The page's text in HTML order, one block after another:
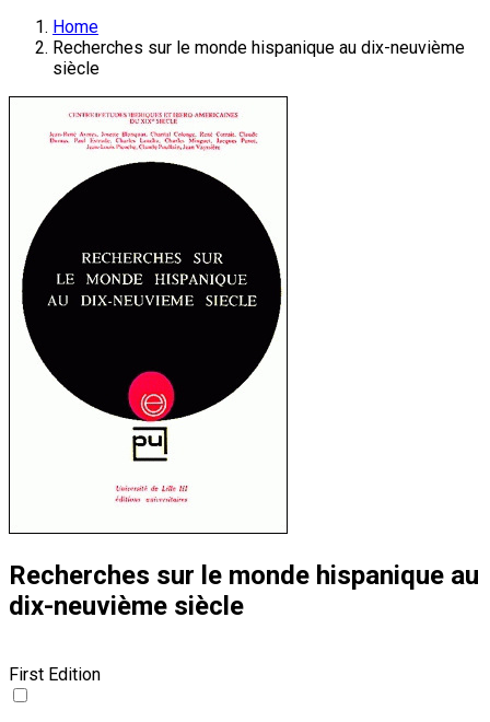
Home
Recherches sur le monde hispanique au dix-neuvième
siècle
Recherches sur le monde hispanique au
dix-neuvième siècle
First Edition